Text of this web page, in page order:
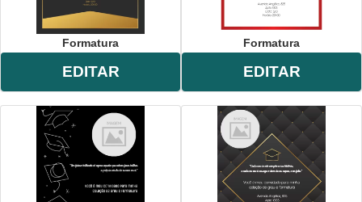
Formatura
EDITAR
Formatura
EDITAR